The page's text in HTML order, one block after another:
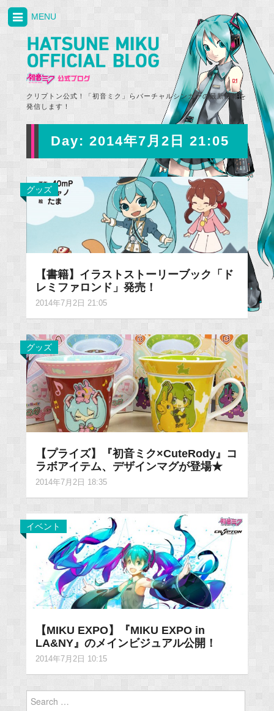
クリプトン公式！「初音ミク」らバーチャルシンガーの最新情報を
発信します！
MENU
Day: 2014年7月2日 21:05
グッズ
【書籍】イラストストーリーブック「ド
レミファロンド」発売！
2014年7月2日 21:05
グッズ
【プライズ】『初音ミク×CuteRody』コ
ラボアイテム、デザインマグが登場★
2014年7月2日 18:35
イベント
【MIKU EXPO】『MIKU EXPO in
LA&NY』のメインビジュアル公開！
2014年7月2日 10:15
Search
for: